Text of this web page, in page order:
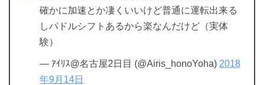
確かに加速とか凄くいいけど普通に運転出来る
しパドルシフトあるから楽なんだけど（実体
験）
— ｱｲﾘｽ@名古屋2日目 (@Airis_honoYoha) 2018
年9月14日